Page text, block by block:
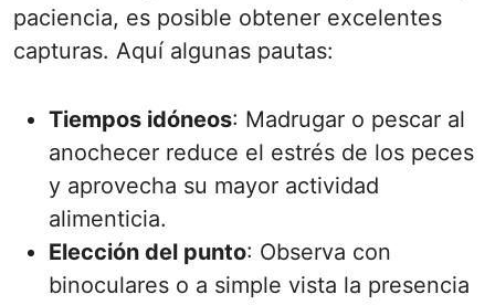
paciencia, es posible obtener excelentes
capturas. Aquí algunas pautas:
Tiempos idóneos: Madrugar o pescar al
anochecer reduce el estrés de los peces
y aprovecha su mayor actividad
alimenticia.
Elección del punto: Observa con
binoculares o a simple vista la presencia